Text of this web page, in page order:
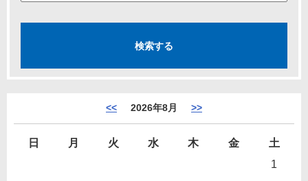
<< 2026年8月 >>
日 月 火 水 木 金
土
1